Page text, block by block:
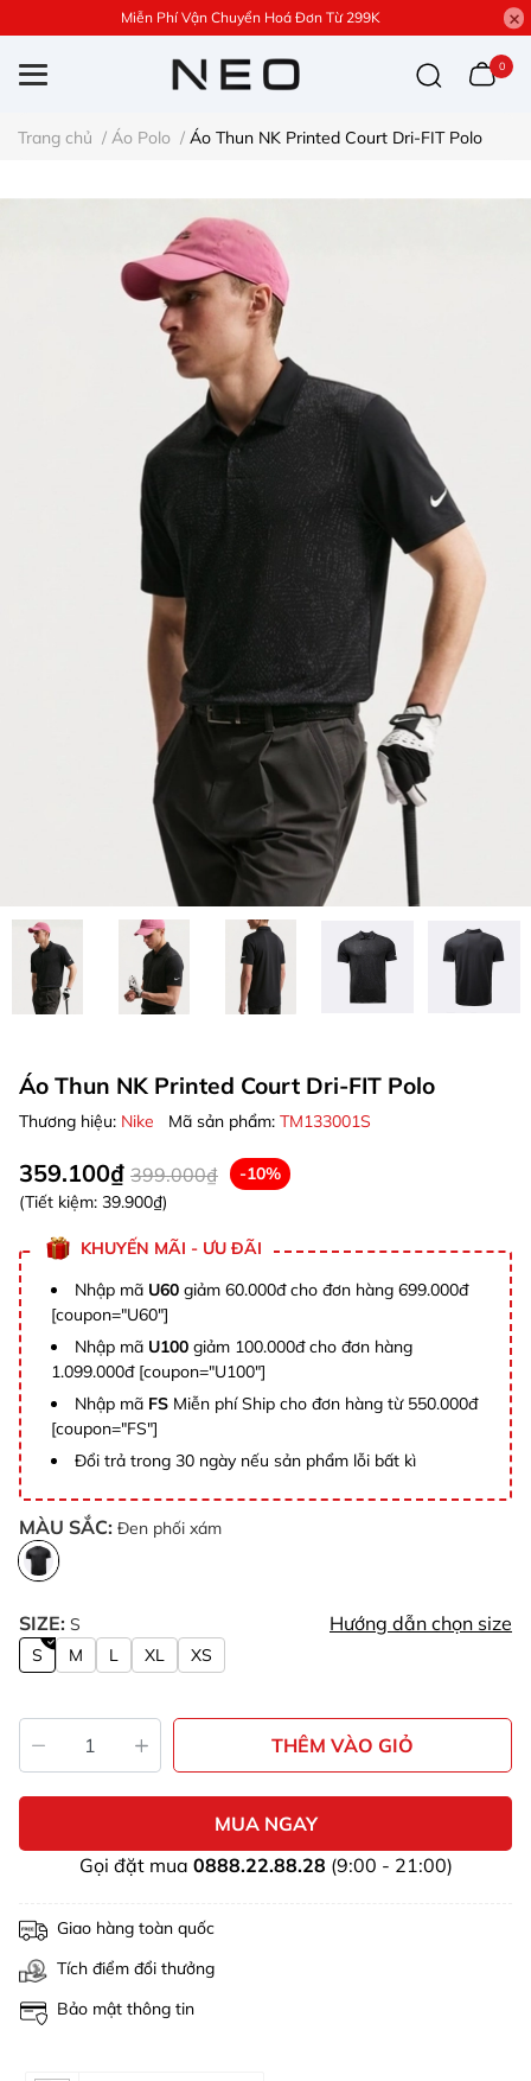
Miễn Phí Vận Chuyển Hoá Đơn Từ 299K
0
Trang chủ / Áo Polo / Áo Thun NK Printed Court Dri-FIT Polo
Áo Thun NK Printed Court Dri-FIT Polo
Thương hiệu: Nike Mã sản phẩm: TM133001S
359.100₫ 399.000₫
-10%
(Tiết kiệm: 39.900₫)
KHUYẾN MÃI - ƯU ĐÃI
Nhập mã U60 giảm 60.000đ cho đơn hàng 699.000đ
[coupon="U60"]
Nhập mã U100 giảm 100.000đ cho đơn hàng
1.099.000đ [coupon="U100"]
Nhập mã FS Miễn phí Ship cho đơn hàng từ 550.000đ
[coupon="FS"]
Đổi trả trong 30 ngày nếu sản phẩm lỗi bất kì
MÀU SẮC: Đen phối xám
SIZE: S Hướng dẫn chọn size
S M L XL XS
THÊM VÀO GIỎ
MUA NGAY
Gọi đặt mua 0888.22.88.28 (9:00 - 21:00)
Giao hàng toàn quốc
Tích điểm đổi thưởng
Bảo mật thông tin